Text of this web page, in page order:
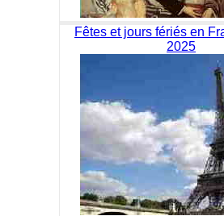
Fêtes et jours fériés en
2025